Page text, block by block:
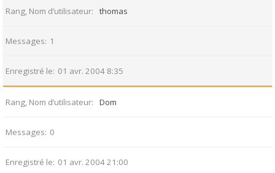
Rang, Nom d’utilisateur thomas
Messages 1
Enregistré le 01 avr. 2004 8:35
Rang, Nom d’utilisateur Dom
Messages 0
Enregistré le 01 avr. 2004 21:00